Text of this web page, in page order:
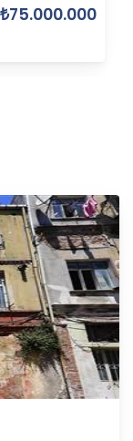
₺75.000.000